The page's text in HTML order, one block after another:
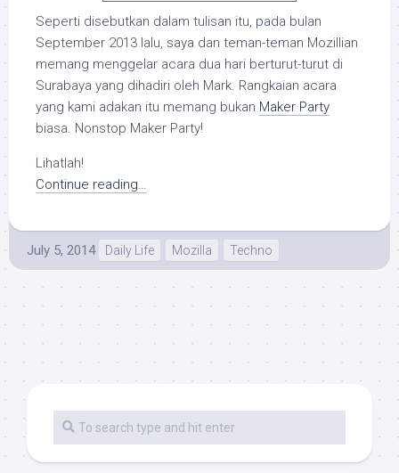
Seperti disebutkan dalam tulisan itu, pada bulan
September 2013 lalu, saya dan teman-teman Mozillian
memang menggelar acara dua hari berturut-turut di
Surabaya yang dihadiri oleh Mark. Rangkaian acara
yang kami adakan itu memang bukan Maker Party
biasa. Nonstop Maker Party!
Lihatlah!
Continue reading…
July 5, 2014 Daily Life Mozilla Techno